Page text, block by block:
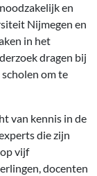
en
Nijmegen en
in het
dragen bij
om te
van kennis in de
die zijn
vijf
docenten